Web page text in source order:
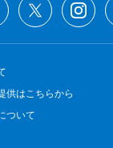
供はこちらから
ついて